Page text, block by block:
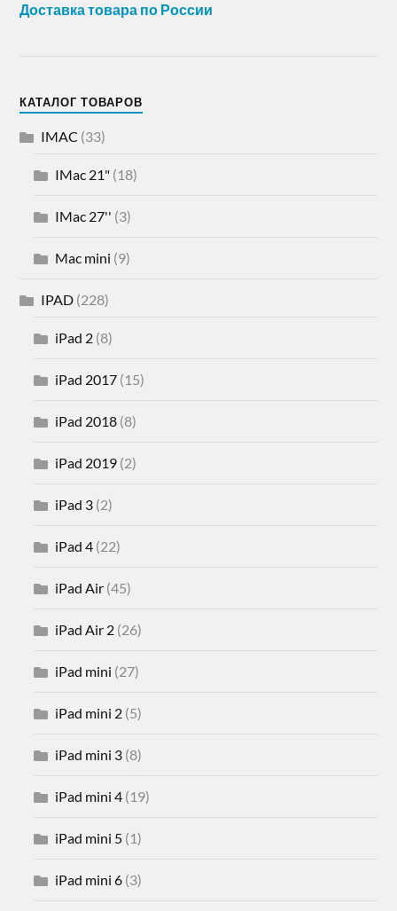
Доставка товара по России
КАТАЛОГ ТОВАРОВ
IMAC (33)
IMac 21" (18)
IMac 27'' (3)
Mac mini (9)
IPAD (228)
iPad 2 (8)
iPad 2017 (15)
iPad 2018 (8)
iPad 2019 (2)
iPad 3 (2)
iPad 4 (22)
iPad Air (45)
iPad Air 2 (26)
iPad mini (27)
iPad mini 2 (5)
iPad mini 3 (8)
iPad mini 4 (19)
iPad mini 5 (1)
iPad mini 6 (3)